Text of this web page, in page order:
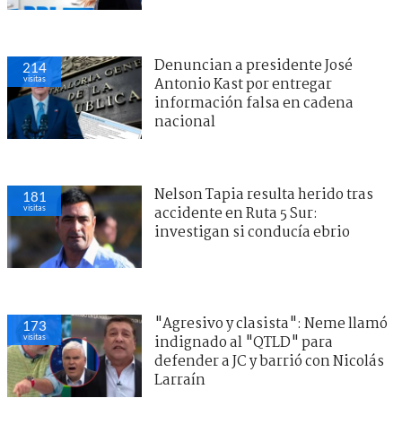
214
visitas
Denuncian a presidente José
Antonio Kast por entregar
información falsa en cadena
nacional
181
visitas
Nelson Tapia resulta herido tras
accidente en Ruta 5 Sur:
investigan si conducía ebrio
173
visitas
"Agresivo y clasista": Neme llamó
indignado al "QTLD" para
defender a JC y barrió con Nicolás
Larraín